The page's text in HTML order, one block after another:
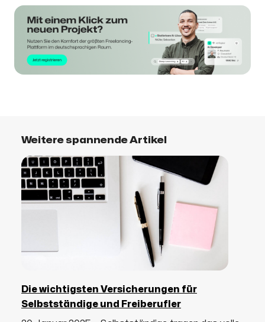
Weitere spannende Artikel
Die wichtigsten Versicherungen für
Selbstständige und Freiberufler